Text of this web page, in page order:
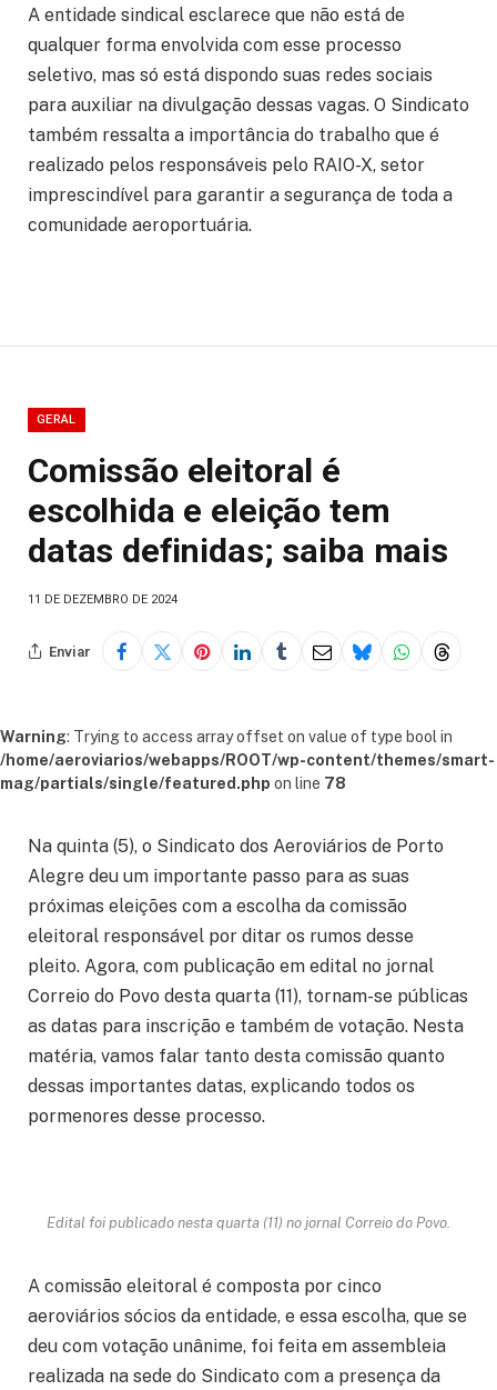
A entidade sindical esclarece que não está de
qualquer forma envolvida com esse processo
seletivo, mas só está dispondo suas redes sociais
para auxiliar na divulgação dessas vagas. O Sindicato
também ressalta a importância do trabalho que é
realizado pelos responsáveis pelo RAIO-X, setor
imprescindível para garantir a segurança de toda a
comunidade aeroportuária.
GERAL
Comissão eleitoral é
escolhida e eleição tem
datas definidas; saiba mais
11 DE DEZEMBRO DE 2024
Enviar
Warning: Trying to access array offset on value of type bool in
/home/aeroviarios/webapps/ROOT/wp-content/themes/smart-
mag/partials/single/featured.php on line 78
Na quinta (5), o Sindicato dos Aeroviários de Porto
Alegre deu um importante passo para as suas
próximas eleições com a escolha da comissão
eleitoral responsável por ditar os rumos desse
pleito. Agora, com publicação em edital no jornal
Correio do Povo desta quarta (11), tornam-se públicas
as datas para inscrição e também de votação. Nesta
matéria, vamos falar tanto desta comissão quanto
dessas importantes datas, explicando todos os
pormenores desse processo.
Edital foi publicado nesta quarta (11) no jornal Correio do Povo.
A comissão eleitoral é composta por cinco
aeroviários sócios da entidade, e essa escolha, que se
deu com votação unânime, foi feita em assembleia
realizada na sede do Sindicato com a presença da